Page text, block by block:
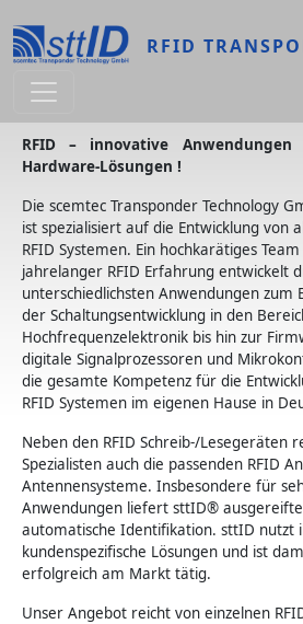
RFID
RFID – innovative
Hardware-Lösungen !
Die scemtec Transponder Technology
ist spezialisiert auf die Entwicklung von
RFID Systemen. Ein hochkarätiges
jahrelanger RFID Erfahrung entwickelt
unterschiedlichsten Anwendungen zum
der Schaltungsentwicklung in den
Hochfrequenzelektronik bis hin zur
digitale Signalprozessoren und
die gesamte Kompetenz für die
RFID Systemen im eigenen Hause in
Neben den RFID Schreib-/Lesegeräten
Spezialisten auch die passenden RFID
Antennensysteme. Insbesondere für
Anwendungen liefert sttID® ausgereifte
automatische Identifikation. sttID nutzt
kundenspezifische Lösungen und ist
erfolgreich am Markt tätig.
Unser Angebot reicht von einzelnen